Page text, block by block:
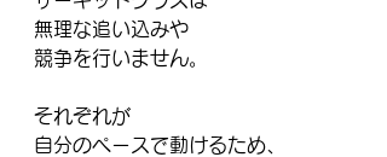
無理な追い込みや
競争を行いません。
それぞれが
自分のペースで動けるため、